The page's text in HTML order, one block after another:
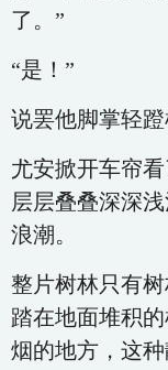
了。”
“是！”
说罢他脚掌轻蹬
尤安掀开车帘
层层叠叠深深
浪潮。
整片树林只有
踏在地面堆积
烟的地方，这种